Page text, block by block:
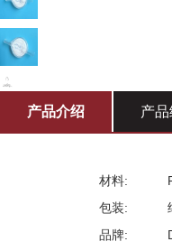
产品介绍 产
材料:
包装:
品牌: